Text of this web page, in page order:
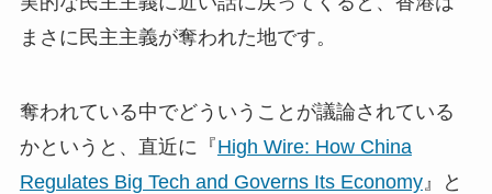
まさに民主主義が奪われた地です。
奪われている中でどういうことが議論されている
かというと、直近に『High Wire: How China
Regulates Big Tech and Governs Its Economy』と